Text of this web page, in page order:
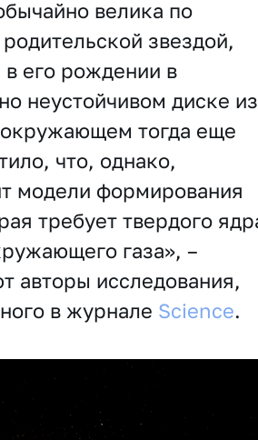
велика по
звездой,
в его рождении в
неустойчивом диске из
тогда еще
что, однако,
модели формирования
требует твердого
газа», –
авторы исследования,
в журнале Science.